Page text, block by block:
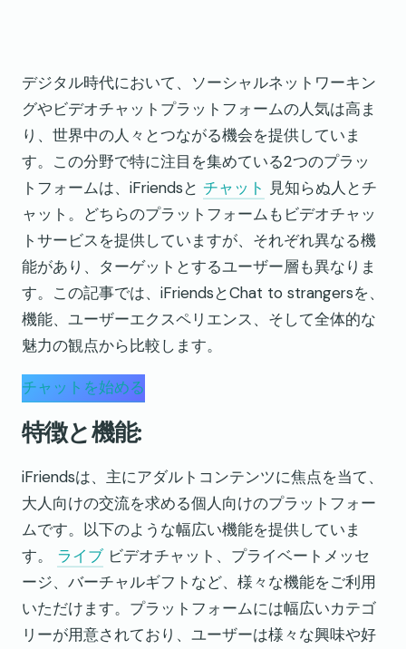
デジタル時代において、ソーシャルネットワーキン
グやビデオチャットプラットフォームの人気は高ま
り、世界中の人々とつながる機会を提供していま
す。この分野で特に注目を集めている2つのプラッ
トフォームは、iFriendsと チャット 見知らぬ人とチ
ャット。どちらのプラットフォームもビデオチャッ
トサービスを提供していますが、それぞれ異なる機
能があり、ターゲットとするユーザー層も異なりま
す。この記事では、iFriendsとChat to strangersを、
機能、ユーザーエクスペリエンス、そして全体的な
魅力の観点から比較します。
チャットを始める
特徴と機能:
iFriendsは、主にアダルトコンテンツに焦点を当て、
大人向けの交流を求める個人向けのプラットフォー
ムです。以下のような幅広い機能を提供していま
す。 ライブビデオチャット、プライベートメッセ
ージ、バーチャルギフトなど、様々な機能をご利用
いただけます。プラットフォームには幅広いカテゴ
リーが用意されており、ユーザーは様々な興味や好